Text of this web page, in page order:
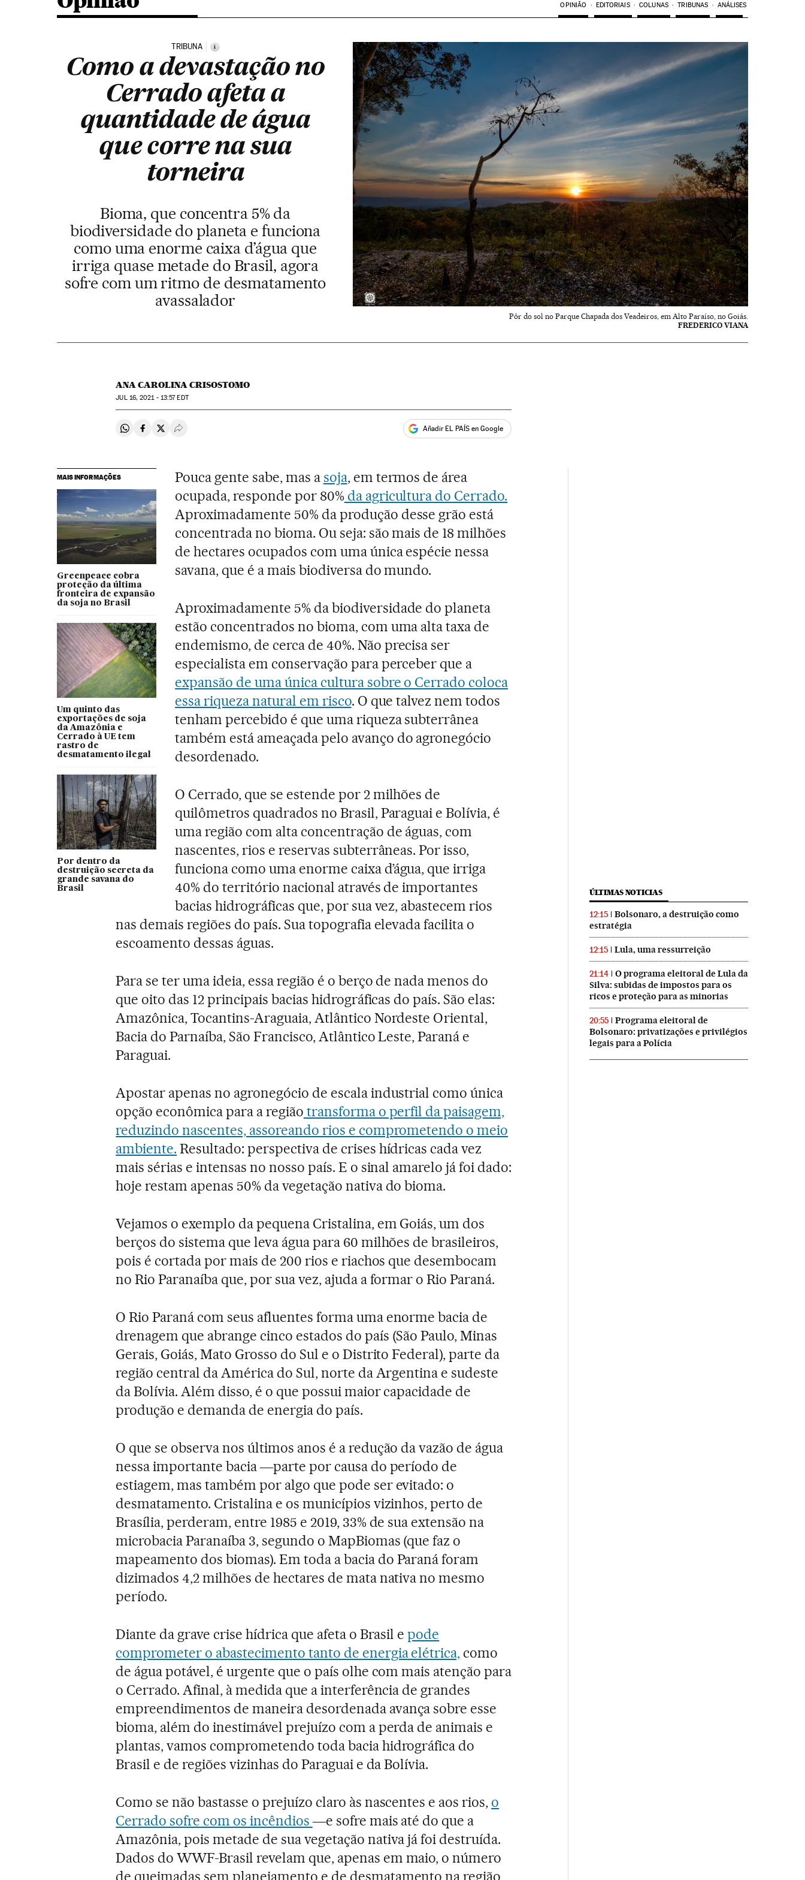
OPINIÃO EDITORIAIS COLUNAS TRIBUNAS ANÁLISES
TRIBUNA i
Como a devastação no
Cerrado afeta a
quantidade de água
que corre na sua
torneira
Bioma, que concentra 5% da
biodiversidade do planeta e funciona
como uma enorme caixa d’água que
irriga quase metade do Brasil, agora
sofre com um ritmo de desmatamento
avassalador
Pôr do sol no Parque Chapada dos Veadeiros, em Alto Paraíso, no Goiás.
FREDERICO VIANA
ANA CAROLINA CRISOSTOMO
JUL16, 2021 - 13:57EDT
Compartir en Whatsapp
Compartir en Facebook
Compartir en Twitter
Desplegar Redes Sociales Añadir EL PAÍS en Google
MAIS INFORMAÇÕES
Greenpeace cobra
proteção da última
fronteira de expansão
da soja no Brasil
Um quinto das
exportações de soja
da Amazônia e
Cerrado à UE tem
rastro de
desmatamento ilegal
Por dentro da
destruição secreta da
grande savana do
Brasil
Pouca gente sabe, mas asoja, em termos de área
ocupada, responde por 80%da agricultura do Cerrado.
Aproximadamente 50% da produção desse grão está
concentrada no bioma. Ou seja: são mais de 18 milhões
de hectares ocupados com uma única espécie nessa
savana, que é a mais biodiversa do mundo.
Aproximadamente 5% da biodiversidade do planeta
estão concentrados no bioma, com uma alta taxa de
endemismo, de cerca de 40%. Não precisa ser
especialista em conservação para perceber que a
expansão de uma única cultura sobre o Cerrado coloca
essa riqueza natural em risco. O que talvez nem todos
tenham percebido é que uma riqueza subterrânea
também está ameaçada pelo avanço do agronegócio
desordenado.
O Cerrado, que se estende por 2 milhões de
quilômetros quadrados no Brasil, Paraguai e Bolívia, é
uma região com alta concentração de águas, com
nascentes, rios e reservas subterrâneas. Por isso,
funciona como uma enorme caixa d’água, que irriga
40% do território nacional através de importantes
bacias hidrográficas que, por sua vez, abastecem rios
nas demais regiões do país. Sua topografia elevada facilita o
escoamento dessas águas.
Para se ter uma ideia, essa região é o berço de nada menos do
que oito das 12 principais bacias hidrográficas do país. São elas:
Amazônica, Tocantins-Araguaia, Atlântico Nordeste Oriental,
Bacia do Parnaíba, São Francisco, Atlântico Leste, Paraná e
Paraguai.
Apostar apenas no agronegócio de escala industrial como única
opção econômica para a região transforma o perfil da paisagem,
reduzindo nascentes, assoreando rios e comprometendo o meio
ambiente. Resultado: perspectiva de crises hídricas cada vez
mais sérias e intensas no nosso país. E o sinal amarelo já foi dado:
hoje restam apenas 50% da vegetação nativa do bioma.
Vejamos o exemplo da pequena Cristalina, em Goiás, um dos
berços do sistema que leva água para 60 milhões de brasileiros,
pois é cortada por mais de 200 rios e riachos que desembocam
no Rio Paranaíba que, por sua vez, ajuda a formar o Rio Paraná.
O Rio Paraná com seus afluentes forma uma enorme bacia de
drenagem que abrange cinco estados do país (São Paulo, Minas
Gerais, Goiás, Mato Grosso do Sul e o Distrito Federal), parte da
região central da América do Sul, norte da Argentina e sudeste
da Bolívia. Além disso, é o que possui maior capacidade de
produção e demanda de energia do país.
O que se observa nos últimos anos é a redução da vazão de água
nessa importante bacia ―parte por causa do período de
estiagem, mas também por algo que pode ser evitado: o
desmatamento. Cristalina e os municípios vizinhos, perto de
Brasília, perderam, entre 1985 e 2019, 33% de sua extensão na
microbacia Paranaíba 3, segundo o MapBiomas (que faz o
mapeamento dos biomas). Em toda a bacia do Paraná foram
dizimados 4,2 milhões de hectares de mata nativa no mesmo
período.
Diante da grave crise hídrica que afeta o Brasil epode
comprometer o abastecimento tanto de energia elétrica, como
de água potável, é urgente que o país olhe com mais atenção para
o Cerrado. Afinal, à medida que a interferência de grandes
empreendimentos de maneira desordenada avança sobre esse
bioma, além do inestimável prejuízo com a perda de animais e
plantas, vamos comprometendo toda bacia hidrográfica do
Brasil e de regiões vizinhas do Paraguai e da Bolívia.
Como se não bastasse o prejuízo claro às nascentes e aos rios, o
Cerrado sofre com os incêndios―e sofre mais até do que a
Amazônia, pois metade de sua vegetação nativa já foi destruída.
Dados do WWF-Brasil revelam que, apenas em maio, o número
de queimadas sem planejamento e de desmatamento na região
ÚLTIMAS NOTICIAS
12:15
Bolsonaro, a destruição como
estratégia
12:15 Lula, uma ressurreição
21:14
O programa eleitoral de Lula da
Silva: subidas de impostos para os
ricos e proteção para as minorias
20:55
Programa eleitoral de
Bolsonaro: privatizações e privilégios
legais para a Polícia